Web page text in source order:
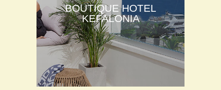
BOUTIQUE HOTEL
KEFALONIA